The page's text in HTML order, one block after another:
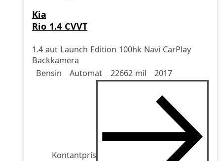
Kia
Rio 1.4 CVVT
1.4 aut Launch Edition 100hk Navi CarPlay
Backkamera
Drivmedel
Bensin
Drivmedel Automat
Miltal 22662 mil
årsmodell 2017
Kontantpris